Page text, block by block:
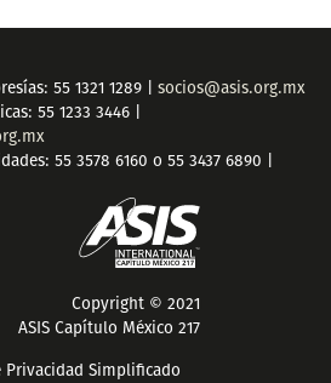
55 1321 1289 | socios@asis.org.mx
55 1233 3446 |
55 3578 6160 o 55 3437 6890 |
Copyright © 2021
ASIS Capítulo México 217
Privacidad Simplificado